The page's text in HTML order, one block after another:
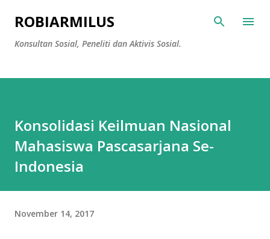
Langsung ke konten utama
ROBIARMILUS
Konsultan Sosial, Peneliti dan Aktivis Sosial.
Konsolidasi Keilmuan Nasional
Mahasiswa Pascasarjana Se-
Indonesia
November 14, 2017